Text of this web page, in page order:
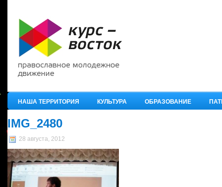
НАША ТЕРРИТОРИЯ КУЛЬТУРА ОБРАЗОВАНИЕ
IMG_2480
28 августа, 2012